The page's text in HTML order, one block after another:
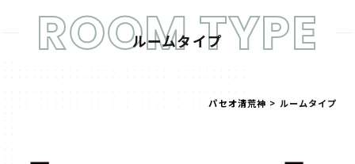
ROOM TYPE
ルームタイプ
パセオ清荒神 > ルームタイプ